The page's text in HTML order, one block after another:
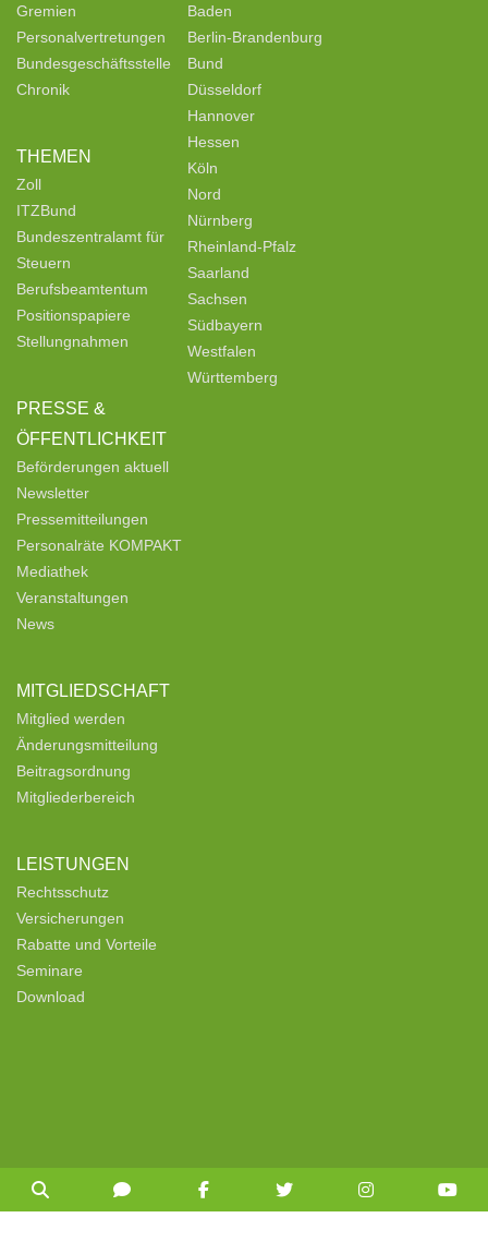
Gremien
Personalvertretungen
Bundesgeschäftsstelle
Chronik
THEMEN
Zoll
ITZBund
Bundeszentralamt für
Steuern
Berufsbeamtentum
Positionspapiere
Stellungnahmen
PRESSE &
ÖFFENTLICHKEIT
Beförderungen aktuell
Newsletter
Pressemitteilungen
Personalräte KOMPAKT
Mediathek
Veranstaltungen
News
MITGLIEDSCHAFT
Mitglied werden
Änderungsmitteilung
Beitragsordnung
Mitgliederbereich
LEISTUNGEN
Rechtsschutz
Versicherungen
Rabatte und Vorteile
Seminare
Download
Baden
Berlin-Brandenburg
Bund
Düsseldorf
Hannover
Hessen
Köln
Nord
Nürnberg
Rheinland-Pfalz
Saarland
Sachsen
Südbayern
Westfalen
Württemberg